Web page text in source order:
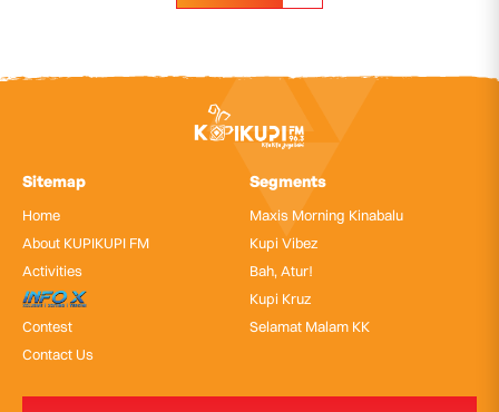
Sitemap
Home
About KUPIKUPI FM
Activities
InfoX
Contest
Contact Us
Segments
Maxis Morning Kinabalu
Kupi Vibez
Bah, Atur!
Kupi Kruz
Selamat Malam KK